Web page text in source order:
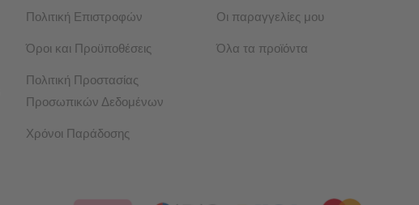
Πολιτική Επιστροφών
Όροι και Προϋποθέσεις
Πολιτική Προστασίας
Προσωπικών Δεδομένων
Χρόνοι Παράδοσης
Οι παραγγελίες μου
Όλα τα προϊόντα